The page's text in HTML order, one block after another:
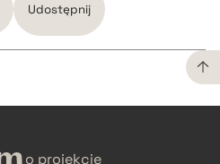
Udostępnij
o projekcie